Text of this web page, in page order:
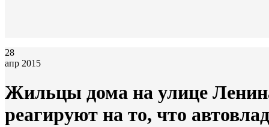
28
апр 2015
Жильцы дома на улице
реагируют на то, что